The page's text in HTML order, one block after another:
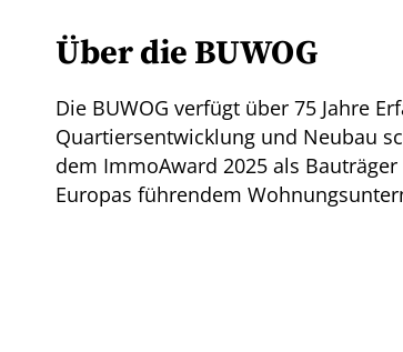
Über die BUWOG
Die BUWOG verfügt über 75 Jahre
Quartiersentwicklung und Neubau
dem ImmoAward 2025 als
Europas führendem